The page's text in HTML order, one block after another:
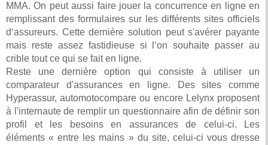
MMA. On peut aussi faire jouer la concurrence en ligne en
remplissant des formulaires sur les différents sites officiels
d‘assureurs. Cette dernière solution peut s'avérer payante
mais reste assez fastidieuse si l‘on souhaite passer au
crible tout ce qui se fait en ligne.
Reste une dernière option qui consiste à utiliser un
comparateur d'assurances en ligne. Des sites comme
Hyperassur, automotocompare ou encore Lelynx proposent
à l'internaute de remplir un questionnaire afin de définir son
profil et les besoins en assurances de celui-ci. Les
éléments « entre les mains » du site, celui-ci vous dresse